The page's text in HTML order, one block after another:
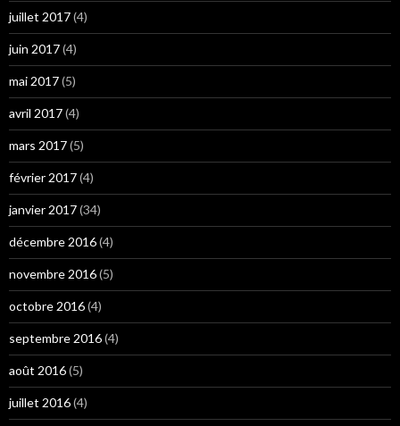
juillet 2017(4)
juin 2017(4)
mai 2017(5)
avril 2017(4)
mars 2017(5)
février 2017(4)
janvier 2017(34)
décembre 2016(4)
novembre 2016(5)
octobre 2016(4)
septembre 2016(4)
août 2016(5)
juillet 2016(4)